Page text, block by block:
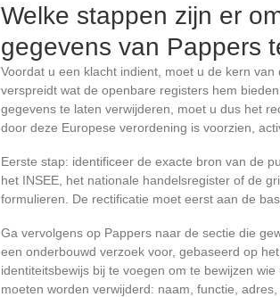
Welke stappen zijn er
gegevens van Pappers
Voordat u een klacht indient, moet u de kern
verspreidt wat de openbare registers hem
gegevens te laten verwijderen, moet u dus het
door deze Europese verordening is voorzien,
Eerste stap: identificeer de exacte bron van de
het INSEE, het nationale handelsregister of de
formulieren. De rectificatie moet eerst aan de
Ga vervolgens op Pappers naar de sectie die
een onderbouwd verzoek voor, gebaseerd op
identiteitsbewijs bij te voegen om te bewijzen
moeten worden verwijderd: naam, functie,